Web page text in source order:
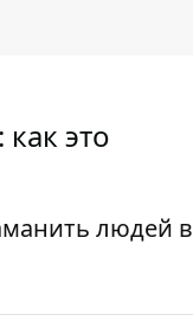
это
людей в